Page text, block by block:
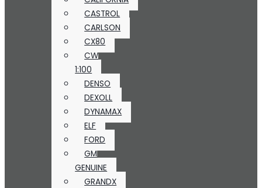
CASTROL
CARLSON
CX80
CW
1:100
DENSO
DEXOLL
DYNAMAX
ELF
FORD
GM
GENUINE
GRANDX